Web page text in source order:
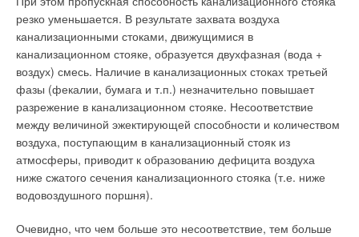
резко уменьшается. В результате захвата воздуха
канализационными стоками, движущимися в
канализационном стояке, образуется двухфазная (вода +
воздух) смесь. Наличие в канализационных стоках третьей
фазы (фекалии, бумага и т.п.) незначительно повышает
разрежение в канализационном стояке. Несоответствие
между величиной эжектирующей способности и количеством
воздуха, поступающим в канализационный стояк из
атмосферы, приводит к образованию дефицита воздуха
ниже сжатого сечения канализационного стояка (т.е. ниже
водовоздушного поршня).
Очевидно, что чем больше это несоответствие, тем больше